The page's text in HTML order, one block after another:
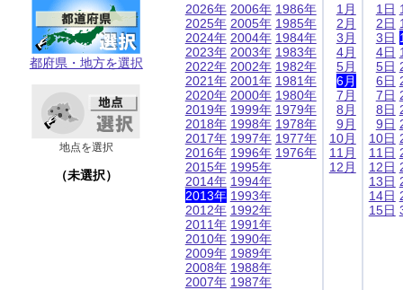
都府県・地方を選択
地点を選択
（未選択）
2026年
2025年
2024年
2023年
2022年
2021年
2020年
2019年
2018年
2017年
2016年
2015年
2014年
2013年
2012年
2011年
2010年
2009年
2008年
2007年
2006年
2005年
2004年
2003年
2002年
2001年
2000年
1999年
1998年
1997年
1996年
1995年
1994年
1993年
1992年
1991年
1990年
1989年
1988年
1987年
1986年
1985年
1984年
1983年
1982年
1981年
1980年
1979年
1978年
1977年
1976年
1月
2月
3月
4月
5月
6月
7月
8月
9月
10月
11月
12月
1日
2日
3日
4日
5日
6日
7日
8日
9日
10日
11日
12日
13日
14日
15日